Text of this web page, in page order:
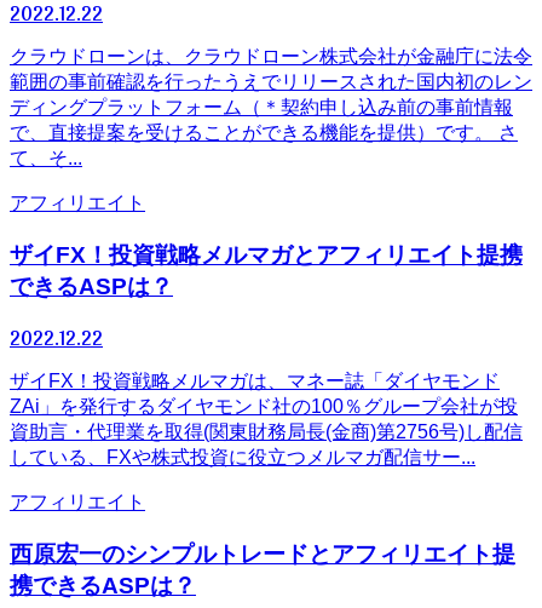
2022.12.22
クラウドローンは、クラウドローン株式会社が金融庁に法令
範囲の事前確認を行ったうえでリリースされた国内初のレン
ディングプラットフォーム（＊契約申し込み前の事前情報
で、直接提案を受けることができる機能を提供）です。 さ
て、そ...
アフィリエイト
ザイFX！投資戦略メルマガとアフィリエイト提携
できるASPは？
2022.12.22
ザイFX！投資戦略メルマガは、マネー誌「ダイヤモンド
ZAi」を発行するダイヤモンド社の100％グループ会社が投
資助言・代理業を取得(関東財務局長(金商)第2756号)し配信
している、FXや株式投資に役立つメルマガ配信サー...
アフィリエイト
西原宏一のシンプルトレードとアフィリエイト提
携できるASPは？